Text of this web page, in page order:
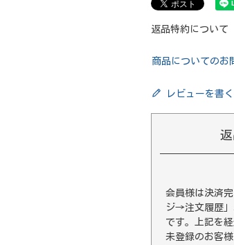
返品特約について
商品についてのお
レビューを書く
会員様は決済
ジ→注文履歴」
です。上記を
未登録のお客